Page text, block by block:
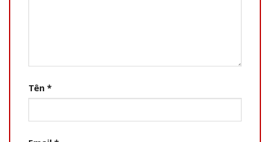
Tên *